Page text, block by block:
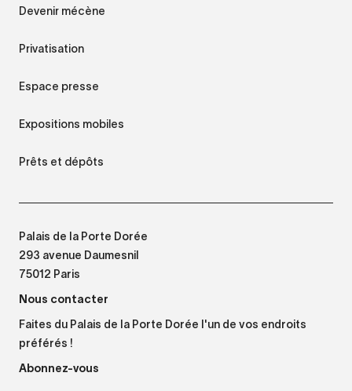
Devenir mécène
Privatisation
Espace presse
Expositions mobiles
Prêts et dépôts
Palais de la Porte Dorée
293 avenue Daumesnil
75012 Paris
Nous contacter
Faites du Palais de la Porte Dorée l'un de vos endroits
préférés !
Abonnez-vous